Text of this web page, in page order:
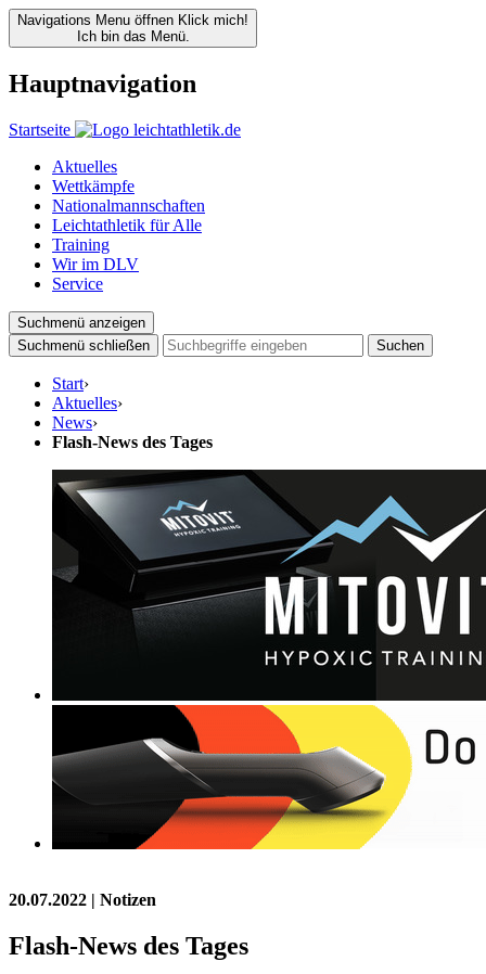
Navigations Menu öffnen Klick mich!
Ich bin das Menü.
Hauptnavigation
Startseite
Aktuelles
Wettkämpfe
Nationalmannschaften
Leichtathletik für Alle
Training
Wir im DLV
Service
Suchmenü anzeigen
Suchmenü schließen
Suchen
Start›
Aktuelles›
News›
Flash-News des Tages
20.07.2022 | Notizen
Flash-News des Tages